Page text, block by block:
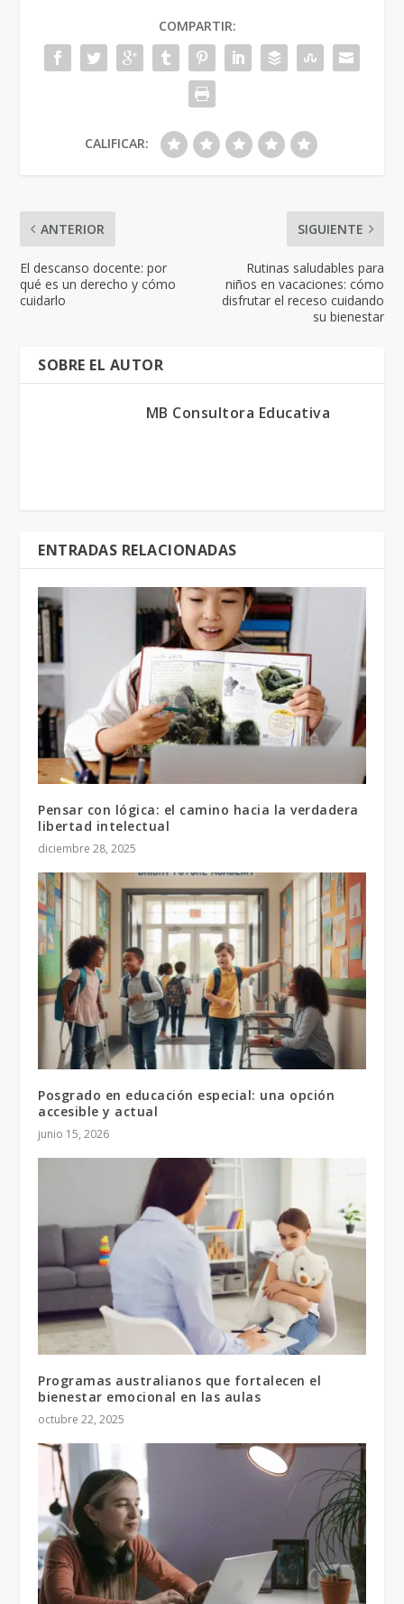
COMPARTIR:
CALIFICAR:
ANTERIOR
El descanso docente: por
qué es un derecho y cómo
cuidarlo
SIGUIENTE
Rutinas saludables para
niños en vacaciones: cómo
disfrutar el receso cuidando
su bienestar
SOBRE EL AUTOR
MB Consultora Educativa
ENTRADAS RELACIONADAS
Pensar con lógica: el camino hacia la verdadera
libertad intelectual
diciembre 28, 2025
Posgrado en educación especial: una opción
accesible y actual
junio 15, 2026
Programas australianos que fortalecen el
bienestar emocional en las aulas
octubre 22, 2025